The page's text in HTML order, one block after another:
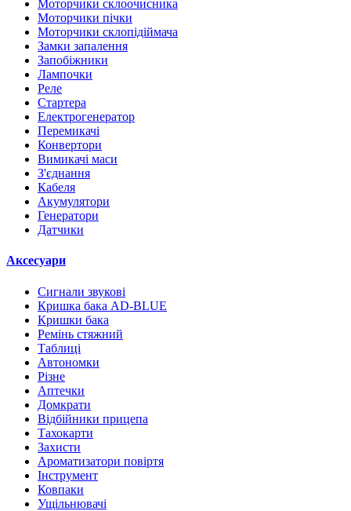
Моторчики склоочисника
Моторчики пічки
Моторчики склопідіймача
Замки запалення
Запобіжники
Лампочки
Реле
Стартера
Електрогенератор
Перемикачі
Конвертори
Вимикачі маси
З'єднання
Кабеля
Акумулятори
Генератори
Датчики
Аксесуари
Сигнали звукові
Кришка бака AD-BLUE
Кришки бака
Ремінь стяжний
Таблиці
Автономки
Різне
Аптечки
Домкрати
Відбійники прицепа
Тахокарти
Захисти
Ароматизатори повіртя
Інструмент
Ковпаки
Ущільнювачі